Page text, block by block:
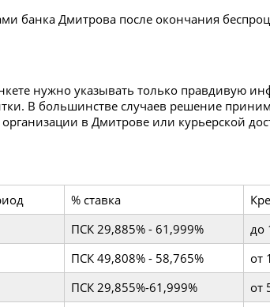
банка Дмитрова после окончания
нужно указывать только правдивую
В большинстве случаев решение
в Дмитрове или курьерской
% ставка
ПСК 29,885% - 61,999%
до
ПСК 49,808% - 58,765%
от
ПСК 29,855%-61,999%
от